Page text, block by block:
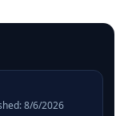
8/6/2026